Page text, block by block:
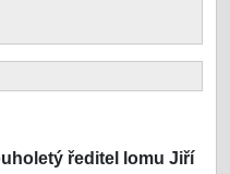
ředitel lomu Jiří